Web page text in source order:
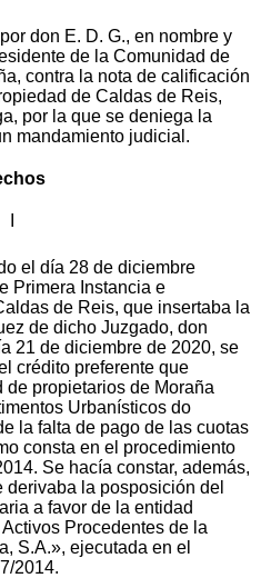
don E. D. G., en nombre y
de la Comunidad de
contra la nota de calificación
de Caldas de Reis,
por la que se deniega la
mandamiento judicial.
el día 28 de diciembre
Primera Instancia e
de Reis, que insertaba la
de dicho Juzgado, don
21 de diciembre de 2020, se
crédito preferente que
propietarios de Moraña
Urbanísticos do
la falta de pago de las cuotas
consta en el procedimiento
Se hacía constar, además,
la posposición del
a favor de la entidad
Procedentes de la
S.A.», ejecutada en el
2014.